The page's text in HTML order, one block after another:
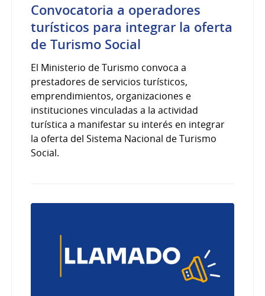
Convocatoria a operadores
turísticos para integrar la oferta
de Turismo Social
El Ministerio de Turismo convoca a
prestadores de servicios turísticos,
emprendimientos, organizaciones e
instituciones vinculadas a la actividad
turística a manifestar su interés en integrar
la oferta del Sistema Nacional de Turismo
Social.